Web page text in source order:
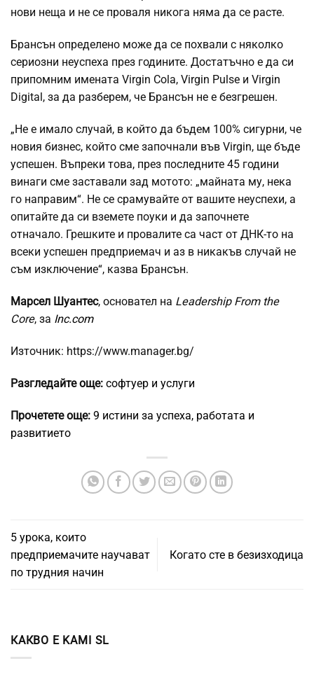
нови неща и не се проваля никога няма да се расте.
Брансън определено може да се похвали с няколко
сериозни неуспеха през годините. Достатъчно е да си
припомним имената Virgin Cola, Virgin Pulse и Virgin
Digital, за да разберем, че Брансън не е безгрешен.
„Не е имало случай, в който да бъдем 100% сигурни, че
новия бизнес, който сме започнали във Virgin, ще бъде
успешен. Въпреки това, през последните 45 години
винаги сме заставали зад мотото: „майната му, нека
го направим“. Не се срамувайте от вашите неуспехи, а
опитайте да си вземете поуки и да започнете
отначало. Грешките и провалите са част от ДНК-то на
всеки успешен предприемач и аз в никакъв случай не
съм изключение“, казва Брансън.
Марсел Шуантес, основател на Leadership From the
Core, за Inc.com
Източник: https://www.manager.bg/
Разгледайте още: софтуер и услуги
Прочетете още: 9 истини за успеха, работата и
развитието
5 урока, които
предприемачите научават
по трудния начин
Когато сте в безизходица
КАКВО Е KAMI SL